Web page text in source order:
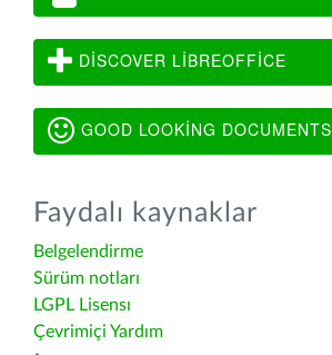
DISCOVER LIBREOFFICE
GOOD LOOKING DOCUMENTS
Faydalı kaynaklar
Belgelendirme
Sürüm notları
LGPL Lisensı
Çevrimiçi Yardım